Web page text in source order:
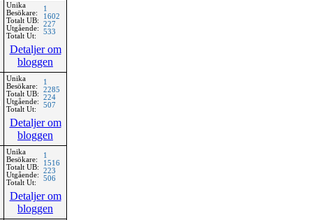
Unika
Besökare:
Totalt UB:
Utgående:
Totalt Ut:
1
1602
227
533
Detaljer om
bloggen
Unika
Besökare:
Totalt UB:
Utgående:
Totalt Ut:
1
2285
224
507
Detaljer om
bloggen
Unika
Besökare:
Totalt UB:
Utgående:
Totalt Ut:
1
1516
223
506
Detaljer om
bloggen